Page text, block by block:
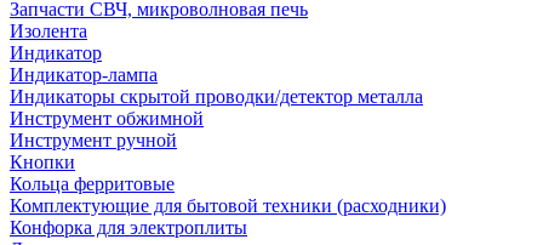
Запчасти СВЧ, микроволновая печь
Изолента
Индикатор
Индикатор-лампа
Индикаторы скрытой проводки/детектор металла
Инструмент обжимной
Инструмент ручной
Кнопки
Кольца ферритовые
Комплектующие для бытовой техники (расходники)
Конфорка для электроплиты